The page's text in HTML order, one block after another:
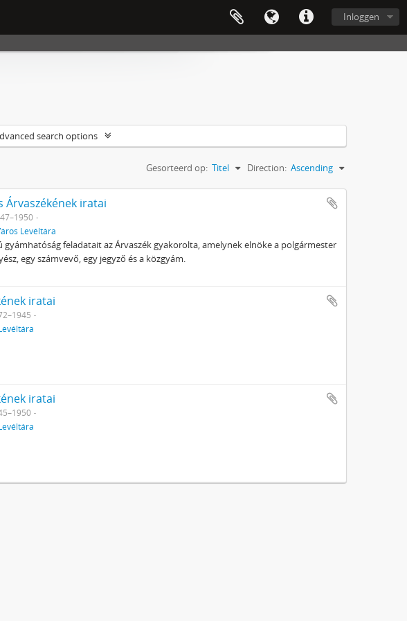
Inloggen
search options
Gesorteerd op: Titel Direction: Ascending
Árvaszékének iratai
Levéltára
gyámhatóság feladatait az Árvaszék gyakorolta, amelynek elnöke a polgármester
egy számvevő, egy jegyző és a közgyám.
iratai
iratai